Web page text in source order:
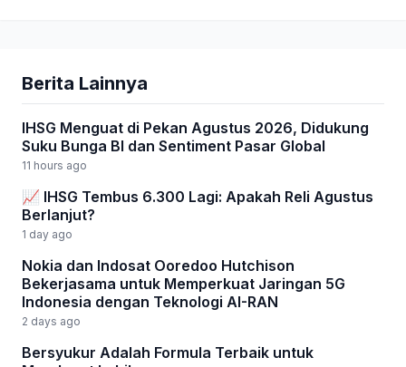
Berita Lainnya
IHSG Menguat di Pekan Agustus 2026, Didukung
Suku Bunga BI dan Sentiment Pasar Global
11 hours ago
📈 IHSG Tembus 6.300 Lagi: Apakah Reli Agustus
Berlanjut?
1 day ago
Nokia dan Indosat Ooredoo Hutchison
Bekerjasama untuk Memperkuat Jaringan 5G
Indonesia dengan Teknologi AI-RAN
2 days ago
Bersyukur Adalah Formula Terbaik untuk